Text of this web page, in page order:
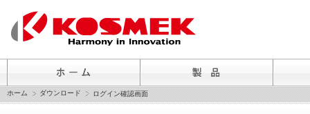
ホーム ダウンロード ログイン確認画面